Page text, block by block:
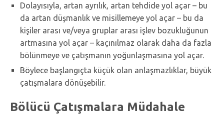
Dolayısıyla, artan ayrılık, artan tehdide yol açar – bu
da artan düşmanlık ve misillemeye yol açar – bu da
kişiler arası ve/veya gruplar arası işlev bozukluğunun
artmasına yol açar – kaçınılmaz olarak daha da fazla
bölünmeye ve çatışmanın yoğunlaşmasına yol açar.
Böylece başlangıçta küçük olan anlaşmazlıklar, büyük
çatışmalara dönüşebilir.
Bölücü Çatışmalara Müdahale